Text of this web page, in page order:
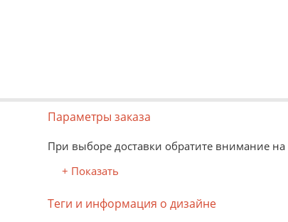
Параметры заказа
При выборе доставки обратите внимание на
+ Показать
Теги и информация о дизайне